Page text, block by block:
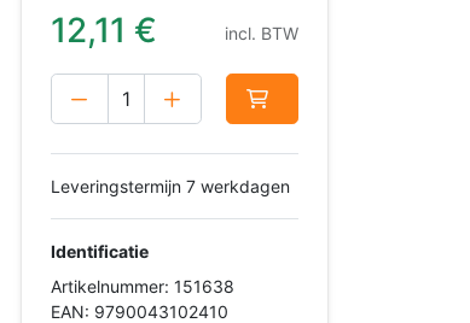
12,11 € incl. BTW
Leveringstermijn 7 werkdagen
Identificatie
Artikelnummer: 151638
EAN: 9790043102410